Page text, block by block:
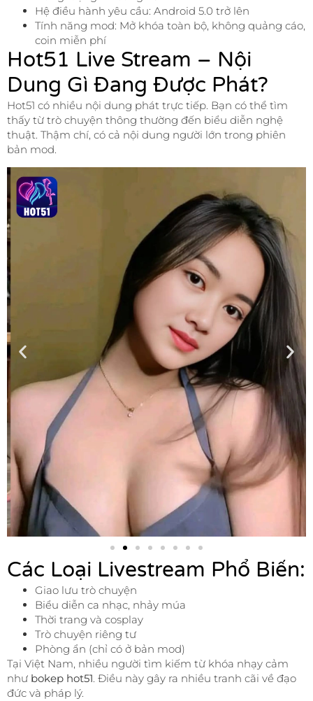
Hệ điều hành yêu cầu: Android 5.0 trở lên
Tính năng mod: Mở khóa toàn bộ, không quảng cáo,
coin miễn phí
Hot51 Live Stream – Nội
Dung Gì Đang Được Phát?
Hot51 có nhiều nội dung phát trực tiếp. Bạn có thể tìm
thấy từ trò chuyện thông thường đến biểu diễn nghệ
thuật. Thậm chí, có cả nội dung người lớn trong phiên
bản mod.
Các Loại Livestream Phổ Biến:
Giao lưu trò chuyện
Biểu diễn ca nhạc, nhảy múa
Thời trang và cosplay
Trò chuyện riêng tư
Phòng ẩn (chỉ có ở bản mod)
Tại Việt Nam, nhiều người tìm kiếm từ khóa nhạy cảm
như bokep hot51. Điều này gây ra nhiều tranh cãi về đạo
đức và pháp lý.